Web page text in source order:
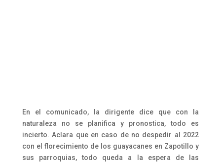
En el comunicado, la dirigente dice que con la
naturaleza no se planifica y pronostica, todo es
incierto. Aclara que en caso de no despedir al 2022
con el florecimiento de los guayacanes en Zapotillo y
sus parroquias, todo queda a la espera de las